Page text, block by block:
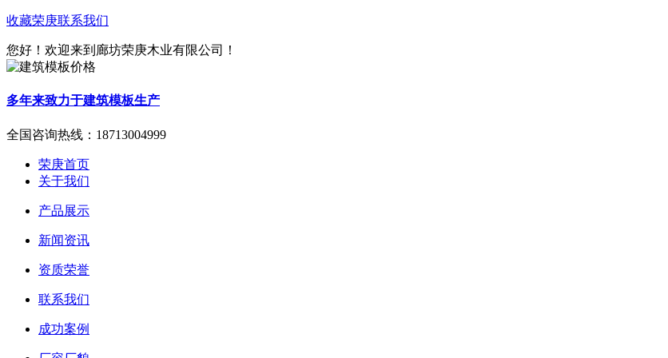
收藏荣庚联系我们
您好！欢迎来到廊坊荣庚木业有限公司！
多年来致力于建筑模板生产
全国咨询热线： 18713004999
荣庚首页
关于我们
产品展示
新闻资讯
资质荣誉
联系我们
成功案例